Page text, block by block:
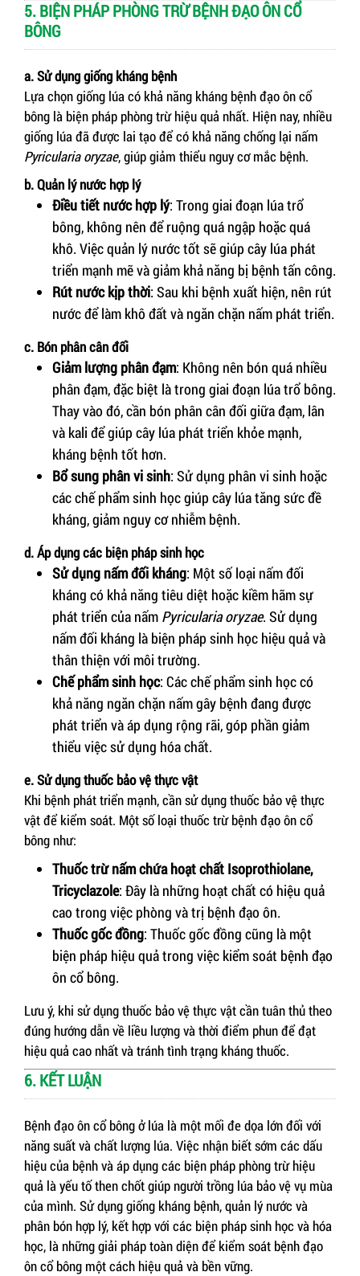
5. BIỆN PHÁP PHÒNG TRỪ BỆNH ĐẠO ÔN CỔ
BÔNG
a. Sử dụng giống kháng bệnh
Lựa chọn giống lúa có khả năng kháng bệnh đạo ôn cổ
bông là biện pháp phòng trừ hiệu quả nhất. Hiện nay, nhiều
giống lúa đã được lai tạo để có khả năng chống lại nấm
Pyricularia oryzae, giúp giảm thiểu nguy cơ mắc bệnh.
b. Quản lý nước hợp lý
Điều tiết nước hợp lý: Trong giai đoạn lúa trổ
bông, không nên để ruộng quá ngập hoặc quá
khô. Việc quản lý nước tốt sẽ giúp cây lúa phát
triển mạnh mẽ và giảm khả năng bị bệnh tấn công.
Rút nước kịp thời: Sau khi bệnh xuất hiện, nên rút
nước để làm khô đất và ngăn chặn nấm phát triển.
c. Bón phân cân đối
Giảm lượng phân đạm: Không nên bón quá nhiều
phân đạm, đặc biệt là trong giai đoạn lúa trổ bông.
Thay vào đó, cần bón phân cân đối giữa đạm, lân
và kali để giúp cây lúa phát triển khỏe mạnh,
kháng bệnh tốt hơn.
Bổ sung phân vi sinh: Sử dụng phân vi sinh hoặc
các chế phẩm sinh học giúp cây lúa tăng sức đề
kháng, giảm nguy cơ nhiễm bệnh.
d. Áp dụng các biện pháp sinh học
Sử dụng nấm đối kháng: Một số loại nấm đối
kháng có khả năng tiêu diệt hoặc kiềm hãm sự
phát triển của nấm Pyricularia oryzae. Sử dụng
nấm đối kháng là biện pháp sinh học hiệu quả và
thân thiện với môi trường.
Chế phẩm sinh học: Các chế phẩm sinh học có
khả năng ngăn chặn nấm gây bệnh đang được
phát triển và áp dụng rộng rãi, góp phần giảm
thiểu việc sử dụng hóa chất.
e. Sử dụng thuốc bảo vệ thực vật
Khi bệnh phát triển mạnh, cần sử dụng thuốc bảo vệ thực
vật để kiểm soát. Một số loại thuốc trừ bệnh đạo ôn cổ
bông như:
Thuốc trừ nấm chứa hoạt chất Isoprothiolane,
Tricyclazole: Đây là những hoạt chất có hiệu quả
cao trong việc phòng và trị bệnh đạo ôn.
Thuốc gốc đồng: Thuốc gốc đồng cũng là một
biện pháp hiệu quả trong việc kiểm soát bệnh đạo
ôn cổ bông.
Lưu ý, khi sử dụng thuốc bảo vệ thực vật cần tuân thủ theo
đúng hướng dẫn về liều lượng và thời điểm phun để đạt
hiệu quả cao nhất và tránh tình trạng kháng thuốc.
6. KẾT LUẬN
Bệnh đạo ôn cổ bông ở lúa là một mối đe dọa lớn đối với
năng suất và chất lượng lúa. Việc nhận biết sớm các dấu
hiệu của bệnh và áp dụng các biện pháp phòng trừ hiệu
quả là yếu tố then chốt giúp người trồng lúa bảo vệ vụ mùa
của mình. Sử dụng giống kháng bệnh, quản lý nước và
phân bón hợp lý, kết hợp với các biện pháp sinh học và hóa
học, là những giải pháp toàn diện để kiểm soát bệnh đạo
ôn cổ bông một cách hiệu quả và bền vững.